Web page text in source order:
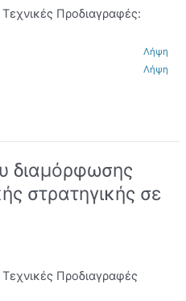
Προδιαγραφές:
Λήψη
Λήψη
διαμόρφωσης
στρατηγικής σε
Προδιαγραφές